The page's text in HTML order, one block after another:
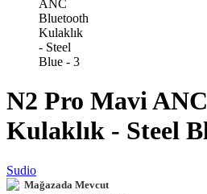
N2 Pro Mavi
Kulaklık - Steel
Sudio
Mağazada Mevcut